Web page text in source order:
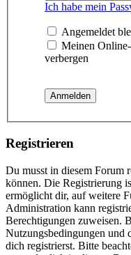
Ich habe mein
Angemeldet
Meinen
verbergen
Registrieren
Du musst in diesem Forum
können. Die Registrierung
ermöglicht dir, auf weitere
Administration kann
Berechtigungen zuweisen.
Nutzungsbedingungen und
dich registrierst. Bitte